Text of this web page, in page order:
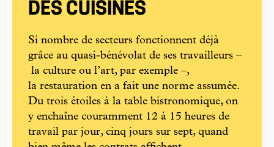
DES CUISINES
Si nombre de secteurs fonctionnent déjà
grâce au quasi-bénévolat de ses travailleurs –
la culture ou l’art, par exemple –,
la restauration en a fait une norme assumée.
Du trois étoiles à la table bistronomique, on
y enchaîne couramment 12 à 15 heures de
travail par jour, cinq jours sur sept, quand